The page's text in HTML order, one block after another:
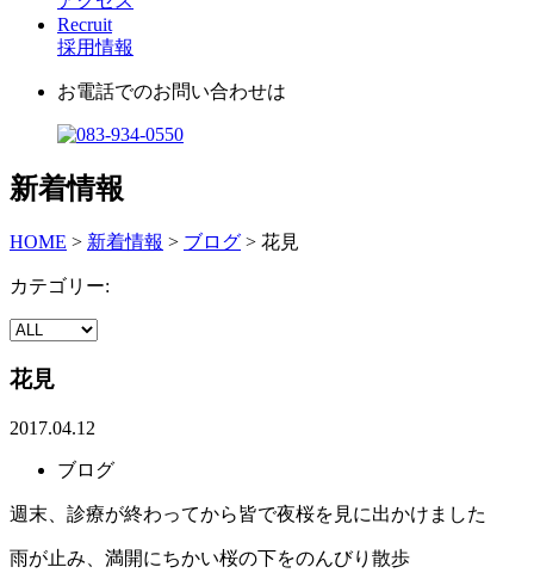
Recruit
採用情報
お電話でのお問い合わせは
新着情報
HOME > 新着情報 > ブログ > 花見
カテゴリー:
花見
2017.04.12
ブログ
週末、診療が終わってから皆で夜桜を見に出かけました
雨が止み、満開にちかい桜の下をのんびり散歩